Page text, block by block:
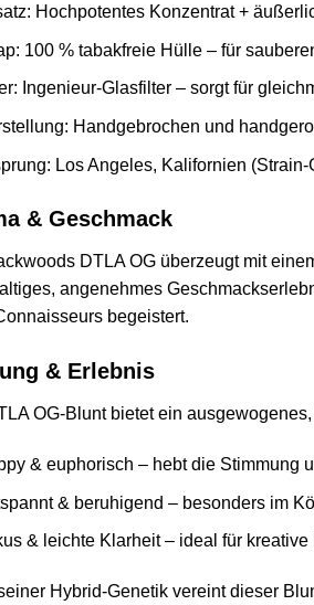
Hochpotentes Konzentrat +
100 % tabakfreie Hülle – für
Ingenieur-Glasfilter – sorgt für
Handgebrochen und
Los Angeles, Kalifornien (Strain-
& Geschmack
DTLA OG überzeugt mit
angenehmes
begeistert.
& Erlebnis
OG-Blunt bietet ein
& euphorisch – hebt die Stimmung
& beruhigend – besonders im
& leichte Klarheit – ideal für
Hybrid-Genetik vereint dieser